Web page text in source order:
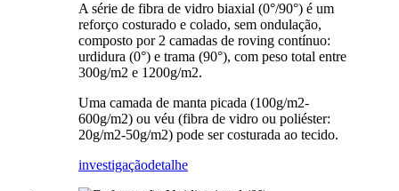
A série de fibra de vidro biaxial (0°/90°) é um
reforço costurado e colado, sem ondulação,
composto por 2 camadas de roving contínuo:
urdidura (0°) e trama (90°), com peso total entre
300g/m2 e 1200g/m2.
Uma camada de manta picada (100g/m2-
600g/m2) ou véu (fibra de vidro ou poliéster:
20g/m2-50g/m2) pode ser costurada ao tecido.
investigaçãodetalhe